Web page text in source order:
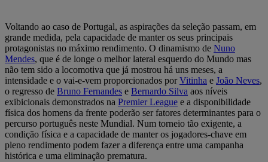
Voltando ao caso de Portugal, as aspirações da seleção passam, em
grande medida, pela capacidade de manter os seus principais
protagonistas no máximo rendimento. O dinamismo de Nuno
Mendes, que é de longe o melhor lateral esquerdo do Mundo mas
não tem sido a locomotiva que já mostrou há uns meses, a
intensidade e o vai-e-vem proporcionados porVitinha e João Neves,
o regresso de Bruno Fernandes e Bernardo Silva aos níveis
exibicionais demonstrados na Premier League e a disponibilidade
física dos homens da frente poderão ser fatores determinantes para o
percurso português neste Mundial. Num torneio tão exigente, a
condição física e a capacidade de manter os jogadores-chave em
pleno rendimento podem fazer a diferença entre uma campanha
histórica e uma eliminação prematura.